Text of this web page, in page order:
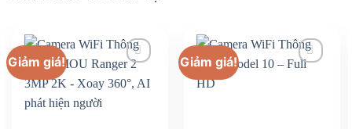
Giảm giá! Giảm giá!